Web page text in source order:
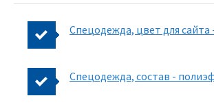
Спецодежда, цвет для сайта
Спецодежда, состав -